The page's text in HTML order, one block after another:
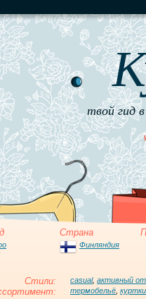
твой гид
Страна
Финляндия
Стили: casual, активный
термобельё куртки